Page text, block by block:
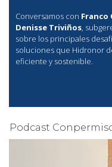
Conversamos con Franco
Denisse Triviños,
sobre los principales
soluciones que Hidronor
eficiente y sostenible.
Podcast